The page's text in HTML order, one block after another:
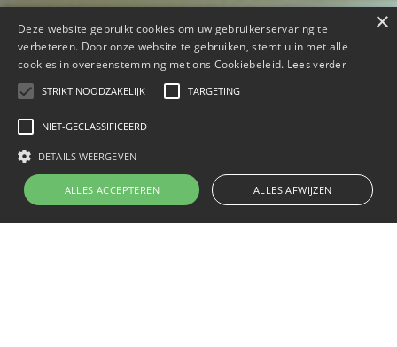
×
Deze website gebruikt cookies om uw gebruikerservaring te
verbeteren. Door onze website te gebruiken, stemt u in met alle
cookies in overeenstemming met ons Cookiebeleid. Lees verder
STRIKT NOODZAKELIJK TARGETING
NIET-GECLASSIFICEERD
DETAILS WEERGEVEN
ALLES ACCEPTEREN ALLES AFWIJZEN